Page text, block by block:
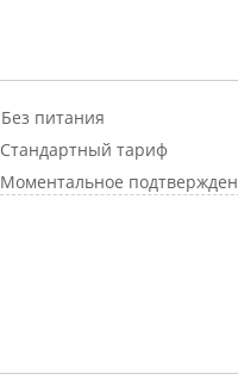
Без питания
Стандартный тариф
Моментальное